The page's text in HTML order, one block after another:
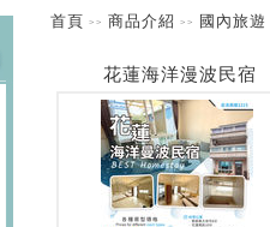
首頁 >> 商品介紹 >> 國內旅遊
花蓮海洋漫波民宿